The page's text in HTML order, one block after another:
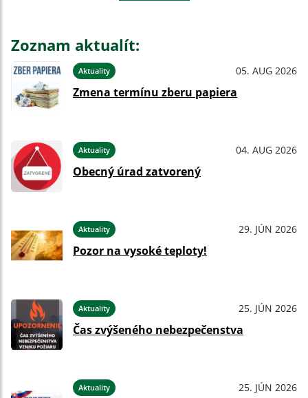
Zoznam aktualít:
Aktuality 05. AUG 2026
Zmena termínu zberu papiera
Aktuality 04. AUG 2026
Obecný úrad zatvorený
Aktuality 29. JÚN 2026
Pozor na vysoké teploty!
Aktuality 25. JÚN 2026
Čas zvýšeného nebezpečenstva
Aktuality 25. JÚN 2026